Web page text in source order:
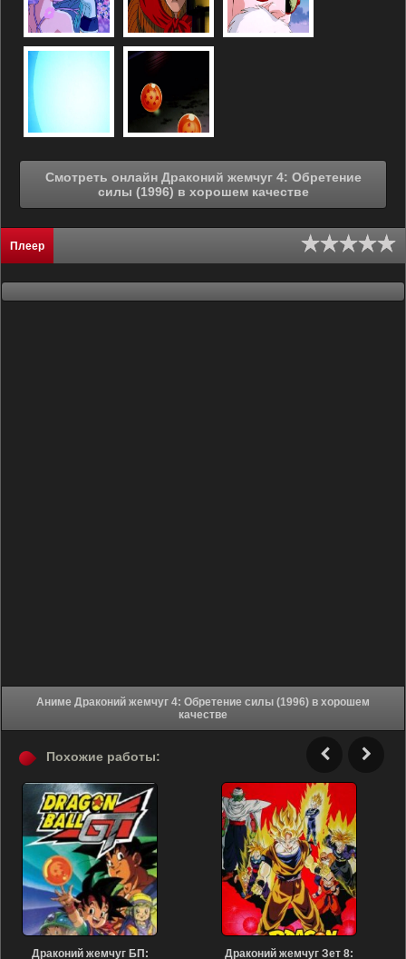
Смотреть онлайн Драконий жемчуг 4: Обретение
силы (1996) в хорошем качестве
Плеер
Аниме Драконий жемчуг 4: Обретение силы (1996) в хорошем
качестве
Похожие работы:
Драконий жемчуг БП:
Драконий жемчуг Зет 8: